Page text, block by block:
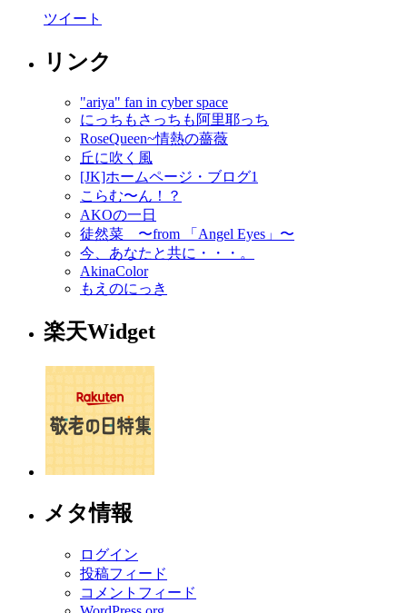
ツイート
リンク
"ariya" fan in cyber space
にっちもさっちも阿里耶っち
RoseQueen~情熱の薔薇
丘に吹く風
[JK]ホームページ・ブログ1
こらむ〜ん！？
AKOの一日
徒然菜 〜from 「Angel Eyes」〜
今、あなたと共に・・・。
AkinaColor
もえのにっき
楽天Widget
メタ情報
ログイン
投稿フィード
コメントフィード